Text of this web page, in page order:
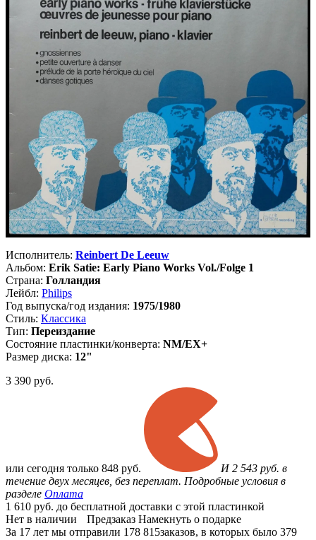
Исполнитель: Reinbert De Leeuw
Альбом: Erik Satie: Early Piano Works Vol./Folge 1
Страна: Голландия
Лейбл: Philips
Год выпуска/год издания: 1975/1980
Стиль: Классика
Тип: Переиздание
Состояние пластинки/конверта: NM/EX+
Размер диска: 12"
3 390 руб.
или сегодня только 848 руб.
И 2 543 руб. в
течение двух месяцев, без переплат. Подробные условия в
разделе Оплата
1 610 руб. до бесплатной доставки с этой пластинкой
Нет в наличии
Предзаказ Намекнуть о подарке
За 17 лет мы отправили 178 815заказов, в которых было 379